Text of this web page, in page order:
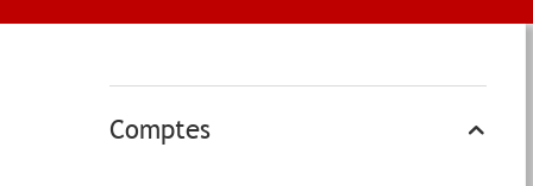
Comptes